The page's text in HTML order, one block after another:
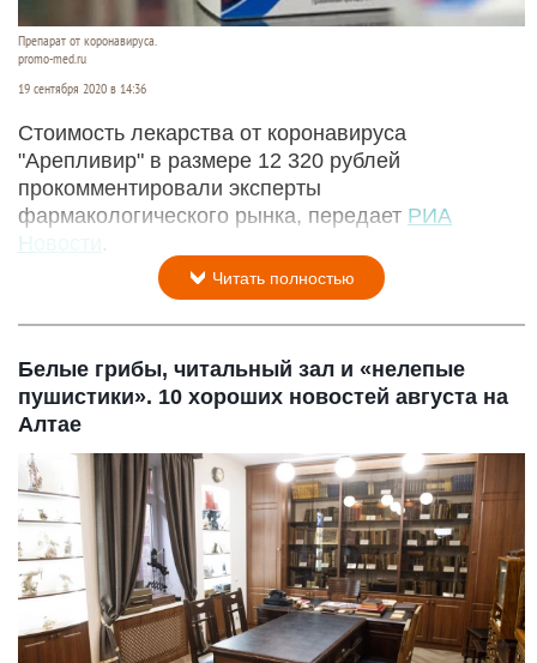
Препарат от коронавируса.
promo-med.ru
19 сентября 2020 в 14:36
Стоимость лекарства от коронавируса
"Арепливир" в размере 12 320 рублей
прокомментировали эксперты
фармакологического рынка, передает РИА
Новости
Читать полностью
Белые грибы, читальный зал и «нелепые
пушистики». 10 хороших новостей августа на
Алтае